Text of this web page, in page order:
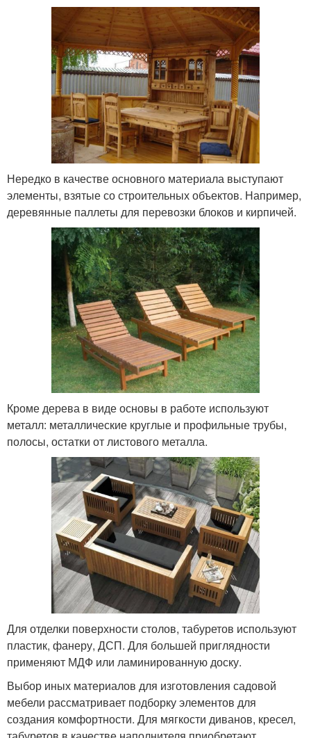
Нередко в качестве основного материала выступают
элементы, взятые со строительных объектов. Например,
деревянные паллеты для перевозки блоков и кирпичей.
Кроме дерева в виде основы в работе используют
металл: металлические круглые и профильные трубы,
полосы, остатки от листового металла.
Для отделки поверхности столов, табуретов используют
пластик, фанеру, ДСП. Для большей приглядности
применяют МДФ или ламинированную доску.
Выбор иных материалов для изготовления садовой
мебели рассматривает подборку элементов для
создания комфортности. Для мягкости диванов, кресел,